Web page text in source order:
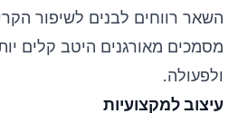
השאר רווחים לבנים לשיפור
מסמכים מאורגנים היטב קלים
ולפעולה.
עיצוב למקצועיות